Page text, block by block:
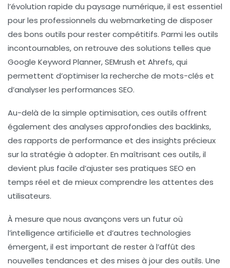
l’évolution rapide du paysage numérique, il est essentiel
pour les professionnels du webmarketing de disposer
des bons outils pour rester compétitifs. Parmi les outils
incontournables, on retrouve des solutions telles que
Google Keyword Planner,SEMrush et Ahrefs, qui
permettent d’optimiser la recherche de mots-clés et
d’analyser les performances SEO.
Au-delà de la simple optimisation, ces outils offrent
également des analyses approfondies des backlinks,
des rapports de performance et des insights précieux
sur la stratégie à adopter. En maîtrisant ces outils, il
devient plus facile d’ajuster ses pratiques SEO en
temps réel et de mieux comprendre les attentes des
utilisateurs.
À mesure que nous avançons vers un futur où
l’intelligence artificielle et d’autres technologies
émergent, il est important de rester à l’affût des
nouvelles tendances et des mises à jour des outils. Une